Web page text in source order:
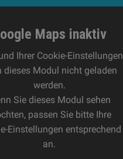
Maps inaktiv
Ihrer Cookie-Einstellungen
dieses Modul nicht geladen
werden.
Sie dieses Modul sehen
passen Sie bitte Ihre
Einstellungen entsprechend
an.